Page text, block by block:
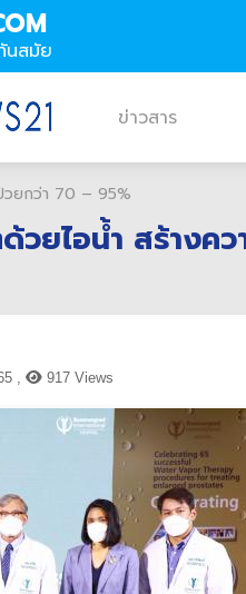
นสมัย
ข่าวสาร
วยกว่า 70 – 95%
วยไอน้ำ สร้าง
, 917 Views